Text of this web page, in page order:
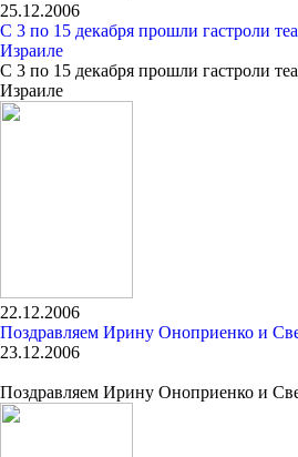
25.12.2006
С 3 по 15 декабря прошли гастроли
Израиле
С 3 по 15 декабря прошли гастроли
Израиле
22.12.2006
Поздравляем Ирину Оноприенко и
23.12.2006
Поздравляем Ирину Оноприенко и